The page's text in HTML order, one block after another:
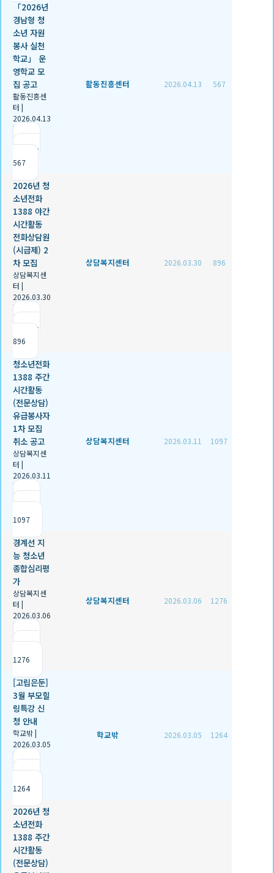
「2026년
경남형 청
소년 자원
봉사 실천
학교」 운
영학교 모
집 공고
활동진흥센
터 |
2026.04.13
|
조회
567
활동진흥센터 2026.04.13 567
2026년 청
소년전화
1388 야간
시간활동
전화상담원
(시급제) 2
차 모집
상담복지센
터 |
2026.03.30
|
조회
896
상담복지센터 2026.03.30 896
청소년전화
1388 주간
시간활동
(전문상담)
유급봉사자
1차 모집
취소 공고
상담복지센
터 |
2026.03.11
|
1097
상담복지센터 2026.03.11 1097
경계선 지
능 청소년
종합심리평
가
상담복지센
터 |
2026.03.06
|
1276
상담복지센터 2026.03.06 1276
[고립은둔]
3월 부모힐
링특강 신
청 안내
학교밖|
2026.03.05
|
1264
학교밖 2026.03.05 1264
2026년 청
소년전화
1388 주간
시간활동
(전문상담)